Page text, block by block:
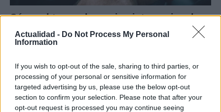
Actualidad - Do Not Process My Personal
Information
If you wish to opt-out of the sale, sharing to third parties, or
processing of your personal or sensitive information for
targeted advertising by us, please use the below opt-out
section to confirm your selection. Please note that after your
opt-out request is processed you may continue seeing
Cómo obtener el permiso internacional
para conducir y viajar por todo el mundo
La International Drivers Association te ofrece la posibilidad…
AUTOMOVIL